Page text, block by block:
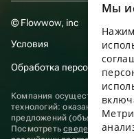
© Flowwow, inc
Условия
Обработка персональных
Компания осуществляет
технологий: оказание услуг
предложений (объявлений)
Посмотретьсведения о
Мы